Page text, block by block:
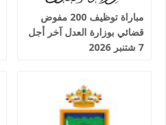
مباراة توظيف 200 مفوض
قضائي بوزارة العدل آخر أجل
7 شتنبر 2026